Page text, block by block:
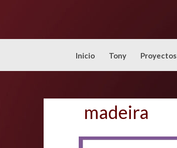
Inicio Tony Proyectos
madeira